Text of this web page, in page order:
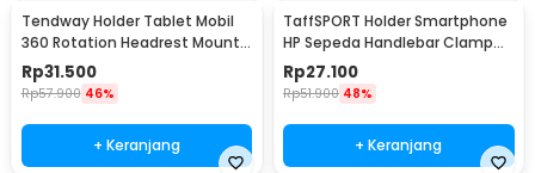
Tendway Holder Tablet Mobil
360 Rotation Headrest Mount
8-11 Inch - SBT-1104
Rp31.500
Rp57.900 46%
+ Keranjang
TaffSPORT Holder Smartphone
HP Sepeda Handlebar Clamp
Bicycle Holder - YP07
Rp27.100
Rp51.900 48%
+ Keranjang